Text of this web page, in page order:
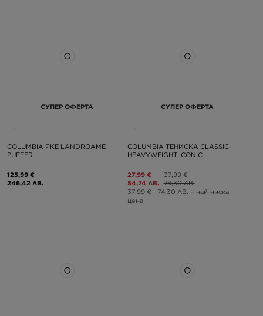
СУПЕР ОФЕРТА
COLUMBIA ЯКЕ LANDROAME
PUFFER
125,99 €
246,42 ЛВ.
СУПЕР ОФЕРТА
COLUMBIA ТЕНИСКА CLASSIC
HEAVYWEIGHT ICONIC
27,99 €
54,74 ЛВ.
37,99 €
74,30 ЛВ.
37,99 €
74,30 ЛВ. – най-ниска
цена